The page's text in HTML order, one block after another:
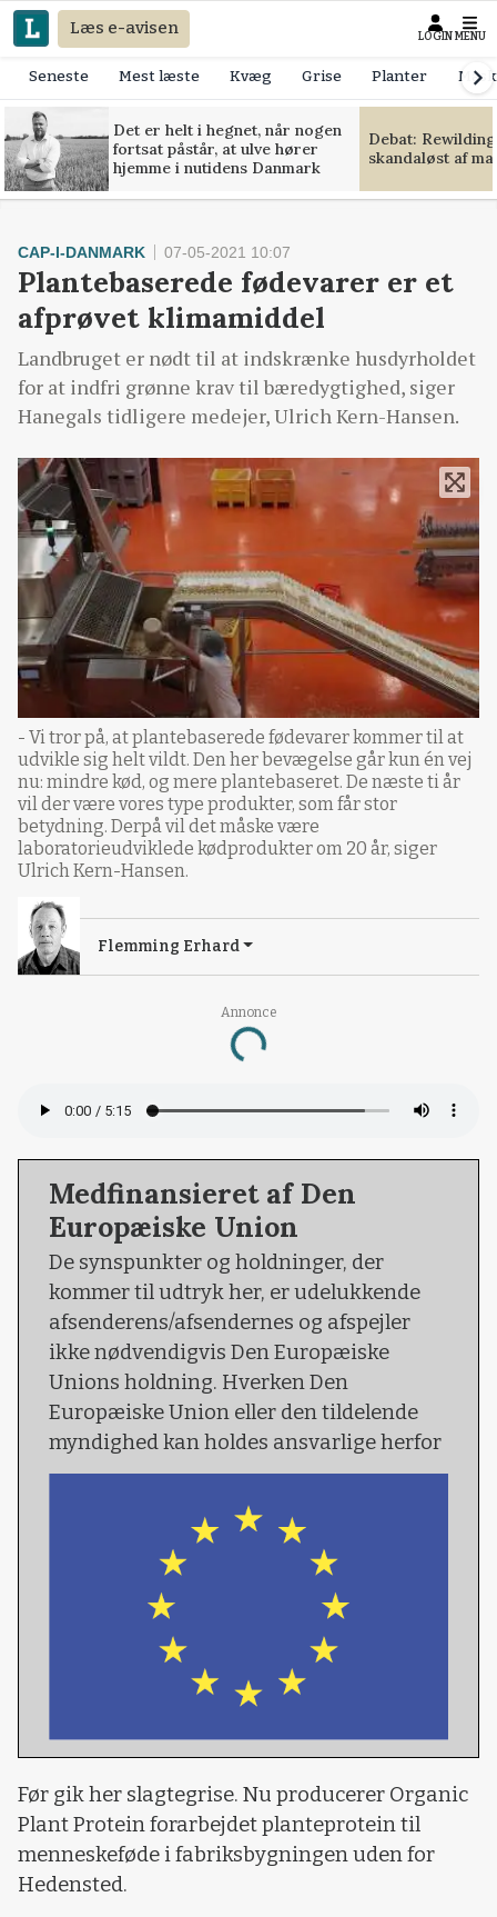
Læs e-avisen LOGIN MENU
Seneste Mest læste Kvæg Grise Planter
Det er helt i hegnet, når nogen
fortsat påstår, at ulve hører
hjemme i nutidens Danmark
Debat:
skandaløst af
Annonce
Loading...
CAP-I-DANMARK 07-05-2021 10:07
Plantebaserede fødevarer er et
afprøvet klimamiddel
Landbruget er nødt til at indskrænke husdyrholdet
for at indfri grønne krav til bæredygtighed, siger
Hanegals tidligere medejer, Ulrich Kern-Hansen.
- Vi tror på, at plantebaserede fødevarer kommer til at
udvikle sig helt vildt. Den her bevægelse går kun én vej
nu: mindre kød, og mere plantebaseret. De næste ti år
vil der være vores type produkter, som får stor
betydning. Derpå vil det måske være
laboratorieudviklede kødprodukter om 20 år, siger
Ulrich Kern-Hansen.
Flemming Erhard
Medfinansieret af Den
Europæiske Union
De synspunkter og holdninger, der
kommer til udtryk her, er udelukkende
afsenderens/afsendernes og afspejler
ikke nødvendigvis Den Europæiske
Unions holdning. Hverken Den
Europæiske Union eller den tildelende
myndighed kan holdes ansvarlige herfor
Før gik her slagtegrise. Nu producerer Organic
Plant Protein forarbejdet planteprotein til
menneskeføde i fabriksbygningen uden for
Hedensted.